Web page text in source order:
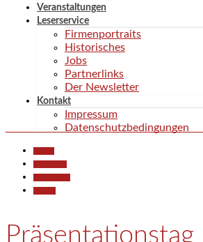
Veranstaltungen
Leserservice
Firmenportraits
Historisches
Jobs
Partnerlinks
Der Newsletter
Kontakt
Impressum
Datenschutzbedingungen